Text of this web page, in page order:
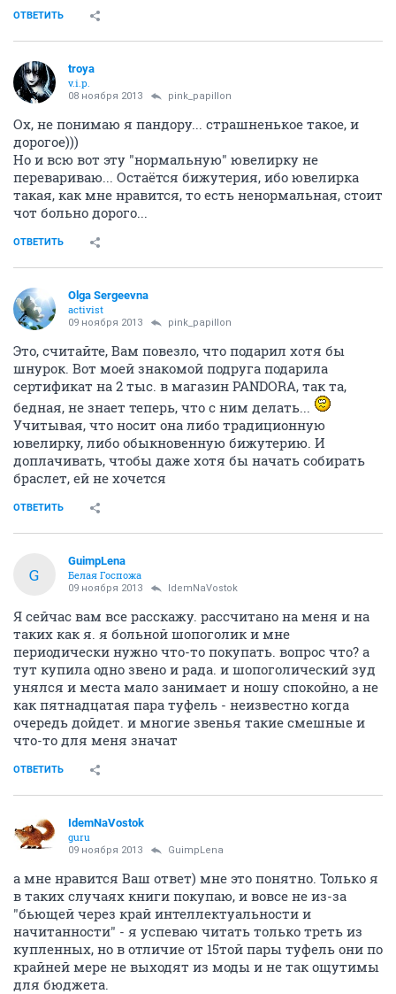
ОТВЕТИТЬ
troya
v.i.p.
08 ноября 2013 pink_papillon
Ох, не понимаю я пандору... страшненькое такое, и
дорогое)))
Но и всю вот эту "нормальную" ювелирку не
перевариваю... Остаётся бижутерия, ибо ювелирка
такая, как мне нравится, то есть ненормальная, стоит
чот больно дорого...
ОТВЕТИТЬ
Olga Sergeevna
activist
09 ноября 2013 pink_papillon
Это, считайте, Вам повезло, что подарил хотя бы
шнурок. Вот моей знакомой подруга подарила
сертификат на 2 тыс. в магазин PANDORA, так та,
бедная, не знает теперь, что с ним делать...
Учитывая, что носит она либо традиционную
ювелирку, либо обыкновенную бижутерию. И
доплачивать, чтобы даже хотя бы начать собирать
браслет, ей не хочется
ОТВЕТИТЬ
G
GuimpLena
Белая Госпожа
09 ноября 2013 IdemNaVostok
Я сейчас вам все расскажу. рассчитано на меня и на
таких как я. я больной шопоголик и мне
периодически нужно что-то покупать. вопрос что? а
тут купила одно звено и рада. и шопоголический зуд
унялся и места мало занимает и ношу спокойно, а не
как пятнадцатая пара туфель - неизвестно когда
очередь дойдет. и многие звенья такие смешные и
что-то для меня значат
ОТВЕТИТЬ
IdemNaVostok
guru
09 ноября 2013 GuimpLena
а мне нравится Ваш ответ) мне это понятно. Только я
в таких случаях книги покупаю, и вовсе не из-за
"бьющей через край интеллектуальности и
начитанности" - я успеваю читать только треть из
купленных, но в отличие от 15той пары туфель они по
крайней мере не выходят из моды и не так ощутимы
для бюджета.